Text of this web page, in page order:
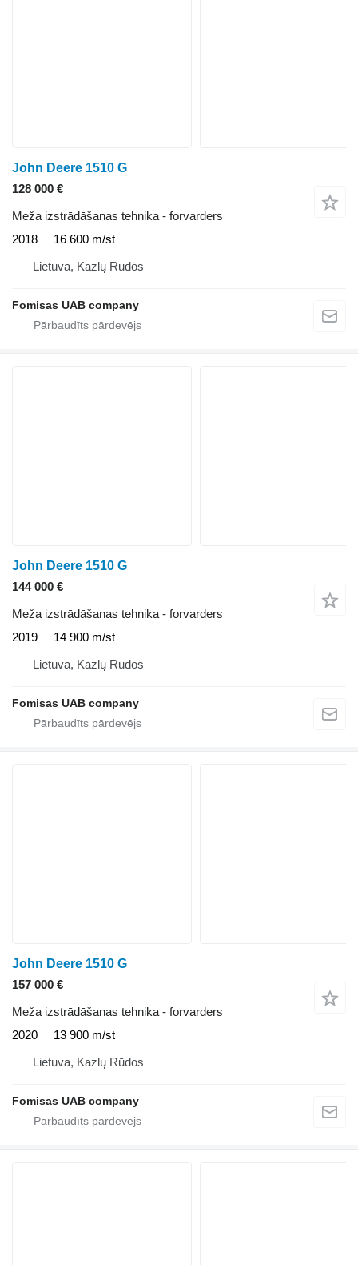
John Deere 1510 G
128 000 €
Meža izstrādāšanas tehnika - forvarders
2018
16 600 m/st
Lietuva, Kazlų Rūdos
Fomisas UAB company
John Deere 1510 G
144 000 €
Meža izstrādāšanas tehnika - forvarders
2019
14 900 m/st
Lietuva, Kazlų Rūdos
Fomisas UAB company
John Deere 1510 G
157 000 €
Meža izstrādāšanas tehnika - forvarders
2020
13 900 m/st
Lietuva, Kazlų Rūdos
Fomisas UAB company